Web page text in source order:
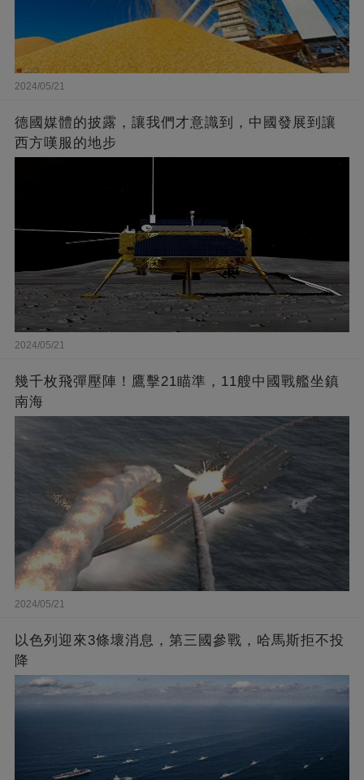
2024/05/21
德國媒體的披露，讓我們才意識到，中國發展到讓
西方嘆服的地步
2024/05/21
幾千枚飛彈壓陣！鷹擊21瞄準，11艘中國戰艦坐鎮
南海
2024/05/21
以色列迎來3條壞消息，第三國參戰，哈馬斯拒不投
降